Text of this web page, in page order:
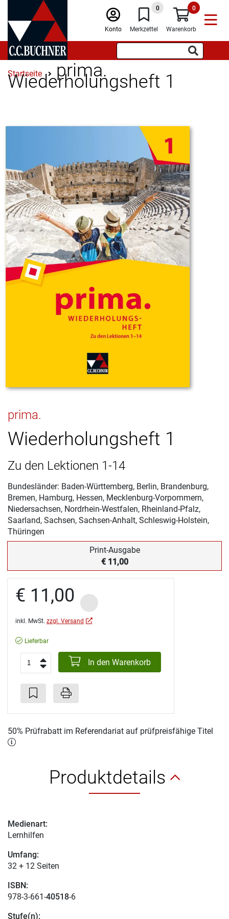
Konto
0
Merkzettel
0
Warenkorb
Startseite prima.
Wiederholungsheft 1
prima.
Wiederholungsheft 1
Zu den Lektionen 1-14
Bundesländer: Baden-Württemberg, Berlin, Brandenburg,
Bremen, Hamburg, Hessen, Mecklenburg-Vorpommern,
Niedersachsen, Nordrhein-Westfalen, Rheinland-Pfalz,
Saarland, Sachsen, Sachsen-Anhalt, Schleswig-Holstein,
Thüringen
Print-Ausgabe
€ 11,00
€ 11,00
inkl. MwSt. zzgl. Versand
Lieferbar
In den Warenkorb
50% Prüfrabatt im Referendariat auf prüfpreisfähige Titel
Produktdetails
Medienart:
Lernhilfen
Umfang:
32 + 12 Seiten
ISBN:
978-3-661-40518-6
Stufe(n):